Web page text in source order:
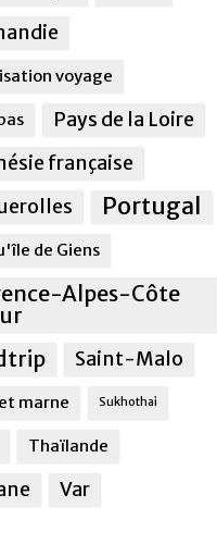
voyage
Pays de la Loire
française
Portugal
de Giens
Alpes-Côte
Saint-Malo
marne Sukhothai
Thaïlande
Var